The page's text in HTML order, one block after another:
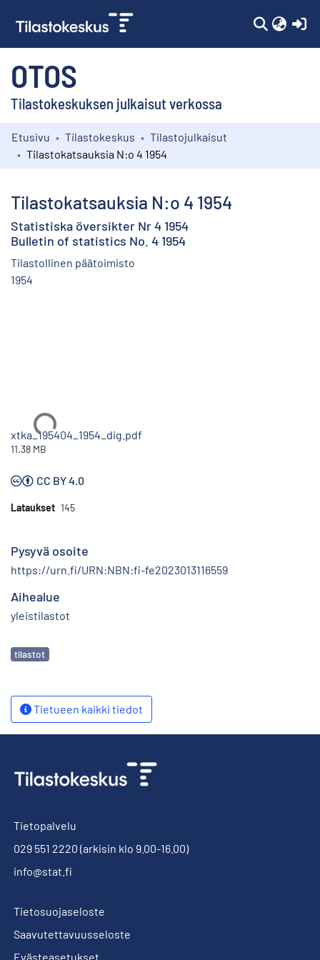
OTOS
Tilastokeskuksen julkaisut verkossa
Kokoelmat
Etusivu Tilastokeskus
Tilastojulkaisut
Tilastokatsauksia N:o 4 1954
Tilastokatsauksia N:o 4 1954
Statistiska översikter Nr 4 1954
Bulletin of statistics No. 4 1954
Tilastollinen päätoimisto
1954
Ladataan...
xtka_195404_1954_dig.pdf
11.38 MB
CC BY 4.0
Lataukset 145
Pysyvä osoite
https://urn.fi/URN:NBN:fi-fe2023013116559
Aihealue
yleistilastot
Avainsanat
tilastot
Tietueen kaikki tiedot
Tietopalvelu
029 551 2220 (arkisin klo 9.00-16.00)
info@stat.fi
Tietosuojaseloste
Saavutettavuusseloste
Evästeasetukset